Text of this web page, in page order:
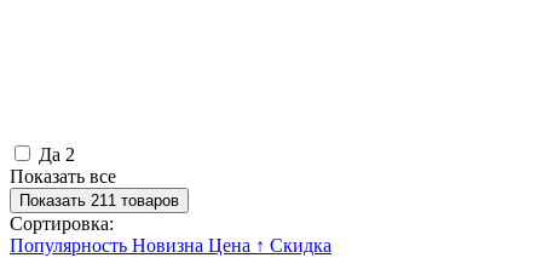
Да 2
Показать все
Показать 211 товаров
Сортировка:
Популярность Новизна Цена ↑ Скидка